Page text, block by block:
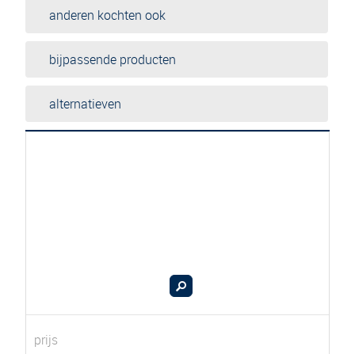
anderen kochten ook
bijpassende producten
alternatieven
prijs